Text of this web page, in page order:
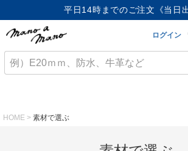
平日14時までのご注文《当日
ログイン
HOME 素材で選ぶ